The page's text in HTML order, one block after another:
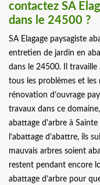
contactez SA
dans le 24500 ?
SA Elagage paysagiste
entretien de jardin en
dans le 24500. Il travaille
tous les problèmes et les
rénovation d’ouvrage
travaux dans ce
abattage d'arbre à
l’abattage d’abattre, ils
mauvais arbres soient
restent pendant encore
abattage d’arbre pour